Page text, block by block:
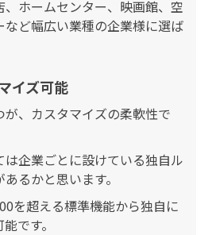
、ホームセンター、映画館、空
ど幅広い業種の企業様に選ば
イズ可能
、カスタマイズの柔軟性で
は企業ごとに設けている独自ル
るかと思います。
を超える標準機能から独自に
です。